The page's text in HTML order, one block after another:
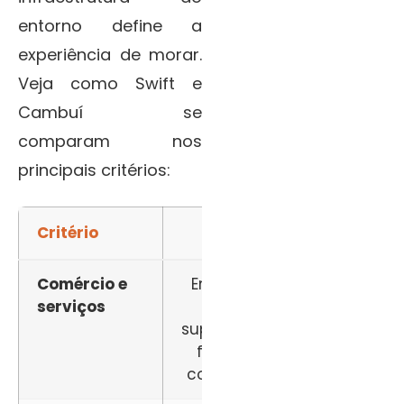
entorno define a
experiência de morar.
Veja como Swift e
Cambuí se
comparam nos
principais critérios:
Critério
Comércio e
serviços
Em expansão,
supermercados,
farmácias e
comércio local